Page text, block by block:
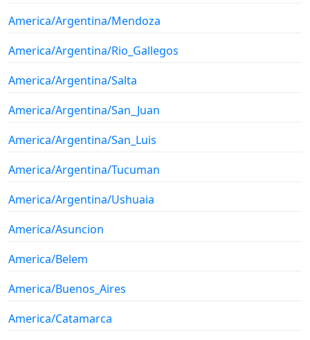
America/Argentina/Mendoza
America/Argentina/Rio_Gallegos
America/Argentina/Salta
America/Argentina/San_Juan
America/Argentina/San_Luis
America/Argentina/Tucuman
America/Argentina/Ushuaia
America/Asuncion
America/Belem
America/Buenos_Aires
America/Catamarca